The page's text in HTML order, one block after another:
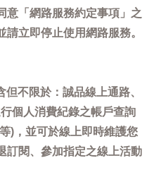
意「網路服務約定事項」之
立即停止使用網路服務。
不限於：誠品線上通路、
個人消費紀錄之帳戶查詢
)，並可於線上即時維護您
訂閱、參加指定之線上活動